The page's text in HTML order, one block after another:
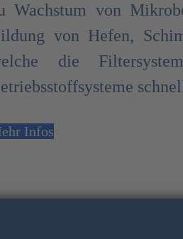
Wachstum von
von Hefen,
die
Infos